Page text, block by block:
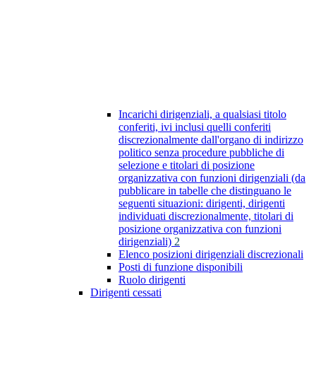
Incarichi dirigenziali, a qualsiasi titolo
conferiti, ivi inclusi quelli conferiti
discrezionalmente dall'organo di indirizzo
politico senza procedure pubbliche di
selezione e titolari di posizione
organizzativa con funzioni dirigenziali (da
pubblicare in tabelle che distinguano le
seguenti situazioni: dirigenti, dirigenti
individuati discrezionalmente, titolari di
posizione organizzativa con funzioni
dirigenziali) 2
Elenco posizioni dirigenziali discrezionali
Posti di funzione disponibili
Ruolo dirigenti
Dirigenti cessati